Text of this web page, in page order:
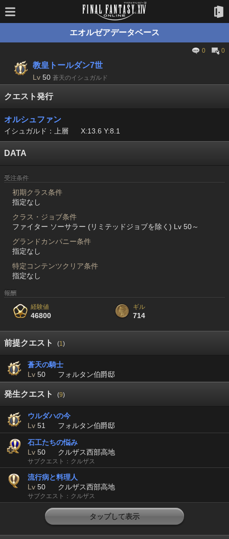
エオルゼアデータベース
0 0
教皇トールダン7世
Lv 50 蒼天のイシュガルド
クエスト発行
オルシュファン
イシュガルド：上層 X:13.6 Y:8.1
DATA
受注条件
初期クラス条件
指定なし
クラス・ジョブ条件
ファイター ソーサラー (リミテッドジョブを除く) Lv 50～
グランドカンパニー条件
指定なし
特定コンテンツクリア条件
指定なし
報酬
経験値
46800
ギル
714
前提クエスト (1)
蒼天の騎士
Lv 50 フォルタン伯爵邸
発生クエスト (9)
ウルダハの今
Lv 51 フォルタン伯爵邸
石工たちの悩み
Lv 50 クルザス西部高地
サブクエスト：クルザス
流行病と料理人
Lv 50 クルザス西部高地
サブクエスト：クルザス
タップして表示